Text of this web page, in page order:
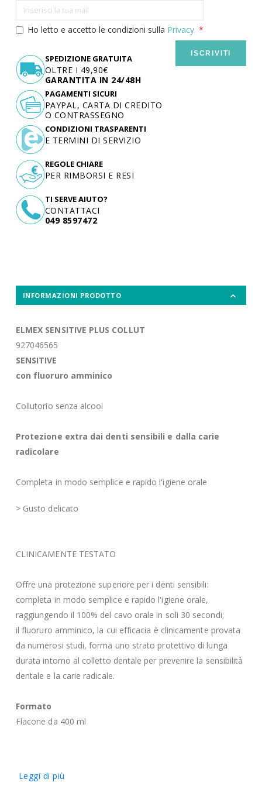
Ho letto e accetto le condizioni sulla Privacy
ISCRIVITI
SPEDIZIONE GRATUITA
OLTRE I 49,90€
GARANTITA IN 24/48H
TI SERVE AIUTO?
CONTATTACI
049 8597472
PAGAMENTI SICURI
PAYPAL, CARTA DI CREDITO
O CONTRASSEGNO
CONDIZIONI TRASPARENTI
E TERMINI DI SERVIZIO
REGOLE CHIARE
PER RIMBORSI E RESI
INFORMAZIONI PRODOTTO
ELMEX SENSITIVE PLUS COLLUT
927046565
SENSITIVE
con fluoruro amminico
Collutorio senza alcool
Protezione extra dai denti sensibili e dalla carie
radicolare
Completa in modo semplice e rapido l'igiene orale
> Gusto delicato
CLINICAMENTE TESTATO
Offre una protezione superiore per i denti sensibili:
completa in modo semplice e rapido l'igiene orale,
raggiungendo il 100% del cavo orale in soli 30 secondi;
il fluoruro amminico, la cui efficacia è clinicamente provata
da numerosi studi, forma uno strato protettivo di lunga
durata intorno al colletto dentale per prevenire la sensibilità
dentale e la carie radicale.
Formato
Flacone da 400 ml
Leggi di più